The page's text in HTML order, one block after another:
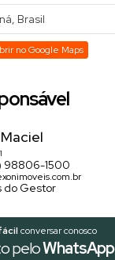
Brasil
no Google Maps
98806-1500
do Gestor
conversar conosco
peloWhatsApp